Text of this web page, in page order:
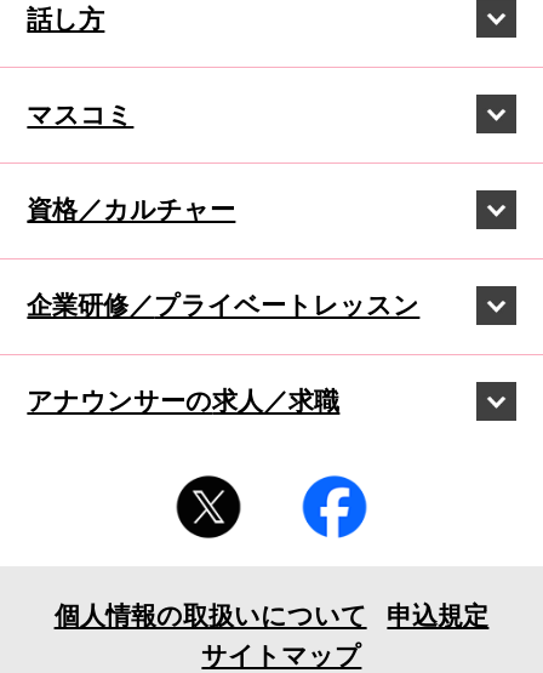
話し方
マスコミ
資格／カルチャー
企業研修／プライベートレッスン
アナウンサーの求人／求職
個人情報の取扱いについて
申込規定
サイトマップ